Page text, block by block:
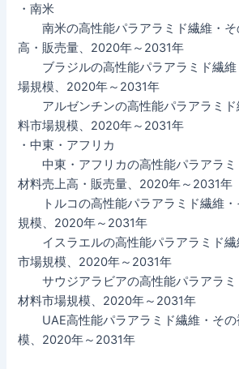
・南米
南米の高性能パラアラミド繊維・そ
高・販売量、2020年～2031年
ブラジルの高性能パラアラミド繊維
場規模、2020年～2031年
アルゼンチンの高性能パラアラミド
料市場規模、2020年～2031年
・中東・アフリカ
中東・アフリカの高性能パラアラミ
材料売上高・販売量、2020年～2031年
トルコの高性能パラアラミド繊維・
規模、2020年～2031年
イスラエルの高性能パラアラミド繊
市場規模、2020年～2031年
サウジアラビアの高性能パラアラミ
材料市場規模、2020年～2031年
UAE高性能パラアラミド繊維・その
模、2020年～2031年